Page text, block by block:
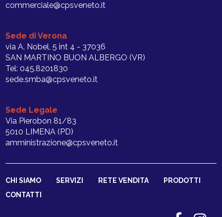
commerciale@cpsveneto.it
Sede di Verona
via A. Nobel, 5 int 4 - 37036
SAN MARTINO BUON ALBERGO (VR)
Tel: 045.8201830
sede.smba@cpsveneto.it
Sede Legale
Via Pierobon 81/83
5010 LIMENA (PD)
amministrazione@cpsveneto.it
CHI SIAMO SERVIZI RETE VENDITA
PRODOTTI
CONTATTI